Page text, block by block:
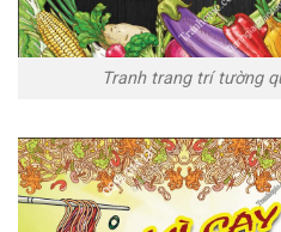
Tranh trang trí tường